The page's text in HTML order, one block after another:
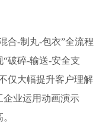
合-制丸-包衣”全流程
破碎-输送-安全支
仅大幅提升客户理解
业运用动画演示